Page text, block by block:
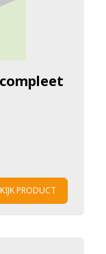
PRODUCT